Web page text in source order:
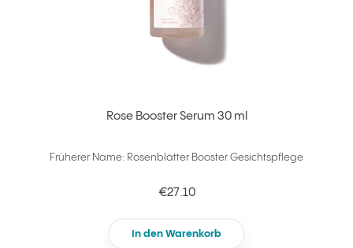
Rose Booster Serum 30 ml
Früherer Name: Rosenblätter Booster Gesichtspflege
€27.10
In den Warenkorb